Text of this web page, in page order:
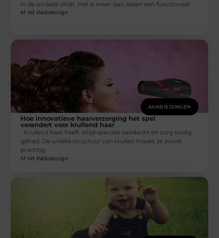
in de winkels vindt. Het is meer dan alleen een functioneel
M Vd Webdesign
AANBIEDINGEN
Hoe innovatieve haarverzorging het spel
verandert voor krullend haar
Krullend haar heeft altijd speciale aandacht en zorg nodig
gehad. De unieke structuur van krullen maakt ze zowel
prachtig
M Vd Webdesign